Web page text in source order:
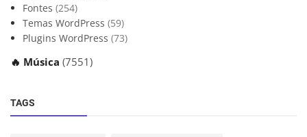
Fontes (254)
Temas WordPress (59)
Plugins WordPress (73)
🔥 Música (7551)
TAGS